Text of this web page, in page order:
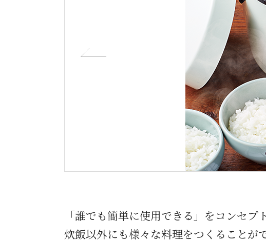
「誰でも簡単に使用できる」をコンセプ
炊飯以外にも様々な料理をつくることがで